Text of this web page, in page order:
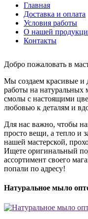
Главная
Доставка и оплата
Условия работы
О нашей
Контакты
Добро пожаловать в
Мы создаем красивые
работы на натуральных
смолы с настоящими
любовью к деталям и
Для нас важно, чтобы
просто вещи, а тепло и
нашей мастерской,
Ищете оригинальный
ассортимент своего
попали по адресу!
Натуральное мыло